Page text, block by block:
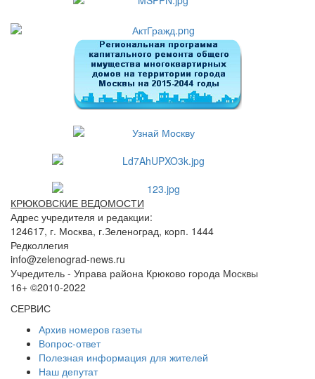
КРЮКОВСКИЕ ВЕДОМОСТИ
Адрес учредителя и редакции:
124617, г. Москва, г.Зеленоград, корп. 1444
Редколлегия
info@zelenograd-news.ru
Учредитель - Управа района Крюково города Москвы
16+ ©2010-2022
СЕРВИС
Архив номеров газеты
Вопрос-ответ
Полезная информация для жителей
Наш депутат